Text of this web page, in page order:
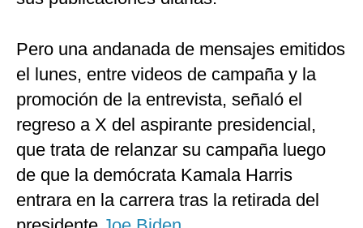
Pero una andanada de mensajes emitidos
el lunes, entre videos de campaña y la
promoción de la entrevista, señaló el
regreso a X del aspirante presidencial,
que trata de relanzar su campaña luego
de que la demócrata Kamala Harris
entrara en la carrera tras la retirada del